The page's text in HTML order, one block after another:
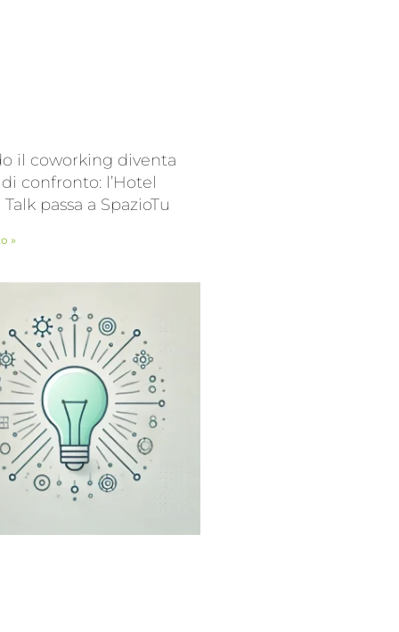
il coworking diventa
confronto: l’Hotel
passa a SpazioTu
»